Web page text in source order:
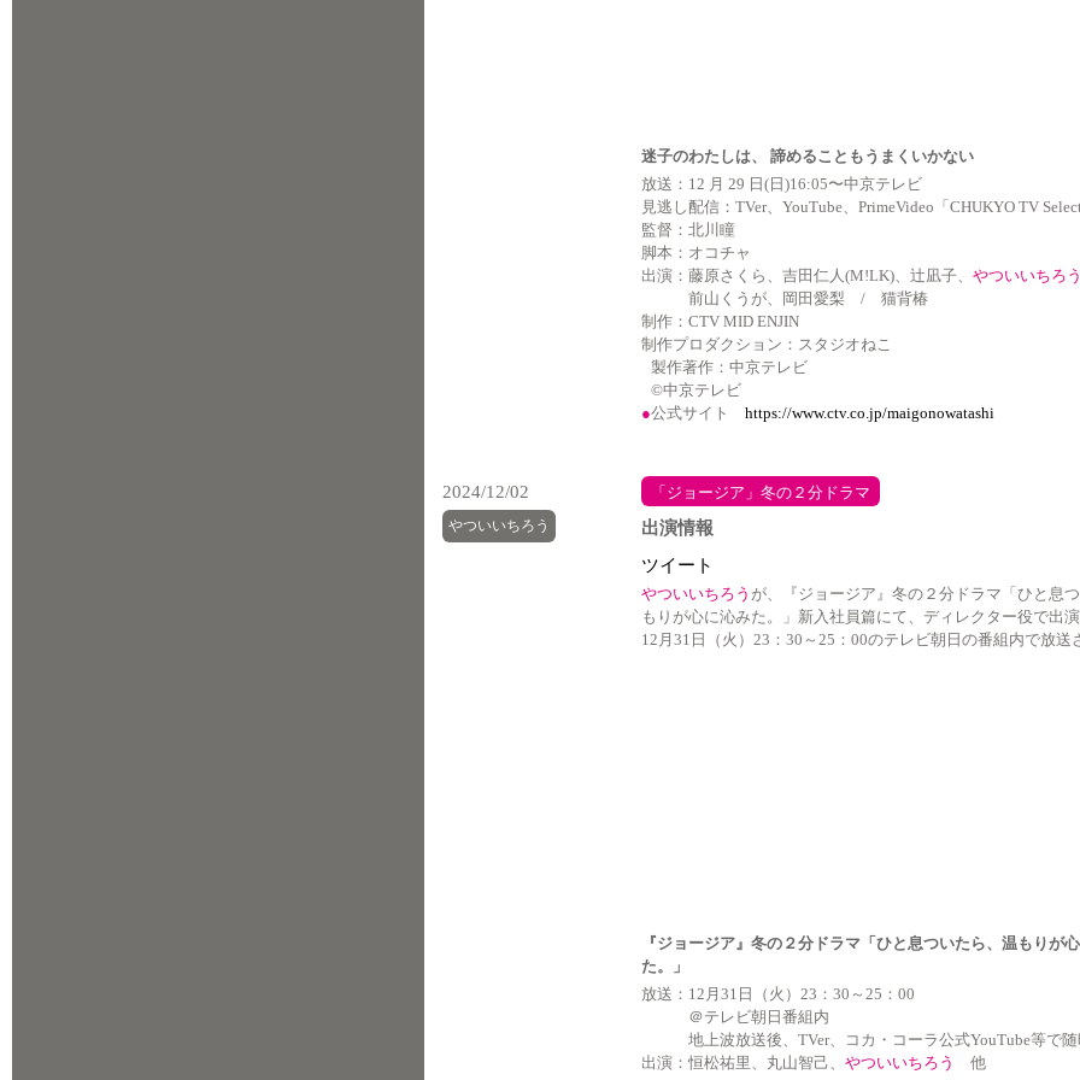
迷子のわたしは、 諦めることもうまくいかない
放送：12 月 29 日(日)16:05〜中京テレビ
見逃し配信：TVer、YouTube、PrimeVideo「CHUKYO TV
監督：北川瞳
脚本：オコチャ
出演：藤原さくら、吉田仁人(M!LK)、辻凪子、 やついいちろう
前山くうが、岡田愛梨 / 猫背椿
制作：CTV MID ENJIN
制作プロダクション：スタジオねこ
製作著作：中京テレビ
©️中京テレビ
●公式サイト https://www.ctv.co.jp/maigonowatashi
2024/12/02
やついいちろう
「ジョージア」冬の２分ドラマ
出演情報
ツイート
やついいちろう が、『ジョージア』冬の２分ドラマ「ひと息
もりが心に沁みた。」新入社員篇にて、ディレクター役で出演
12月31日（火）23：30～25：00のテレビ朝日の番組内で放送
『ジョージア』冬の２分ドラマ「ひと息ついたら、温もりが
た。」
放送：12月31日（火）23：30～25：00
＠テレビ朝日番組内
地上波放送後、TVer、コカ・コーラ公式YouTube等で随
出演：恒松祐里、丸山智己、 やついいちろう
他